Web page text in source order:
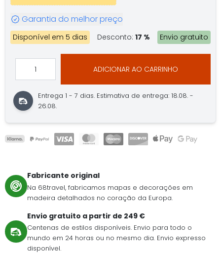
Garantia do melhor preço
Disponível em 5 dias Desconto: 17 % Envio gratuito
ADICIONAR AO CARRINHO
Entrega 1 - 7 dias. Estimativa de entrega: 18.08. -
26.08.
Fabricante original
Na 68travel, fabricamos mapas e decorações em
madeira detalhados no coração da Europa.
Envio gratuito a partir de 249 €
Centenas de estilos disponíveis. Envio para todo o
mundo em 24 horas ou no mesmo dia. Envio expresso
disponível.